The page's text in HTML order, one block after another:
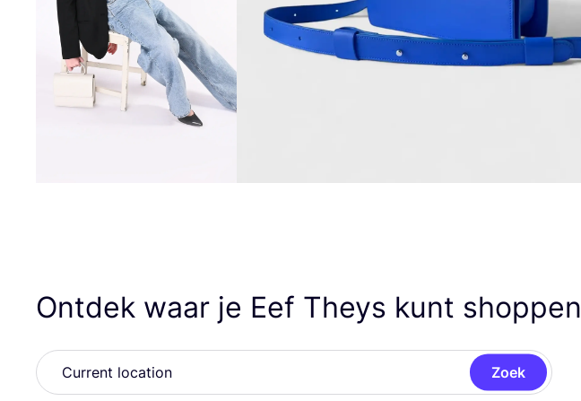
Ontdek waar je Eef Theys kunt shoppen
Zoek